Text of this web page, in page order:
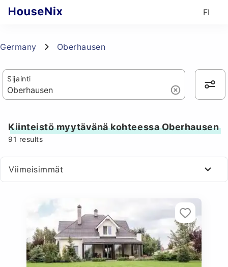
FI
Germany Oberhausen
Sijainti
Kiinteistö myytävänä kohteessa Oberhausen
91 results
Viimeisimmät